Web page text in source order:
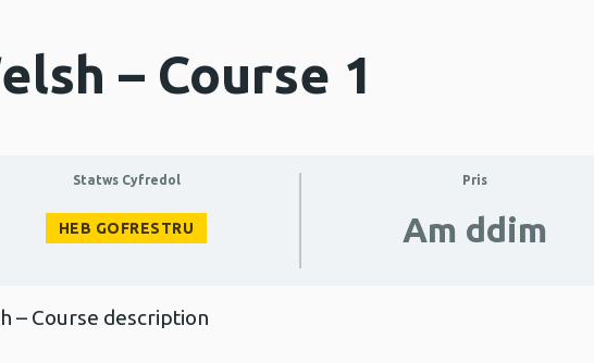
– Course 1
Statws Cyfredol
HEB GOFRESTRU
Pris
Am ddim
– Course description